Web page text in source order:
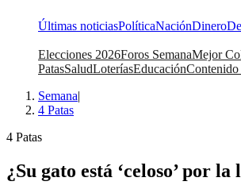
Últimas noticiasPolíticaNaciónDinero
Elecciones 2026Foros SemanaMejor
PatasSaludLoteríasEducaciónContenido
Semana|
4 Patas
4 Patas
¿Su gato está ‘celoso’ por